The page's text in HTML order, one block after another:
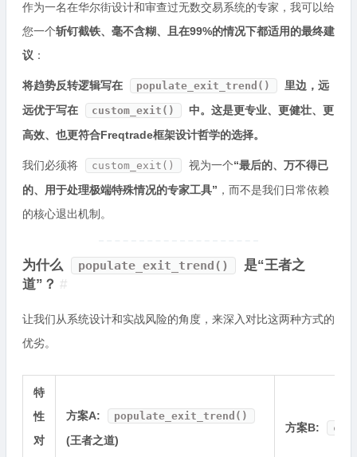
作为一名在华尔街设计和审查过无数交易系统的专家，我可以给
您一个斩钉截铁、毫不含糊、且在99%的情况下都适用的最终建
议 ：
将趋势反转逻辑写在 populate_exit_trend()
里边，远
远优于写在
custom_exit()
中。这是更专业、更健壮、更
高效、也更符合Freqtrade框架设计哲学的选择。
我们必须将 custom_exit() 视为一个“最后的、万不得已
的、用于处理极端特殊情况的专家工具” ，而不是我们日常依赖
的核心退出机制。
为什么 populate_exit_trend()
是“王者之
道”？ #
让我们从系统设计和实战风险的角度，来深入对比这两种方式的
优劣。
特
性
对
方案A: populate_exit_trend()
(王者之道)
方案B: